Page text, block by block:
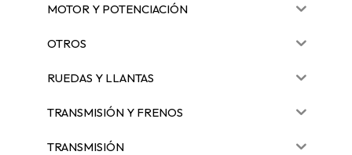
MOTOR Y POTENCIACIÓN
OTROS
RUEDAS Y LLANTAS
TRANSMISIÓN Y FRENOS
TRANSMISIÓN